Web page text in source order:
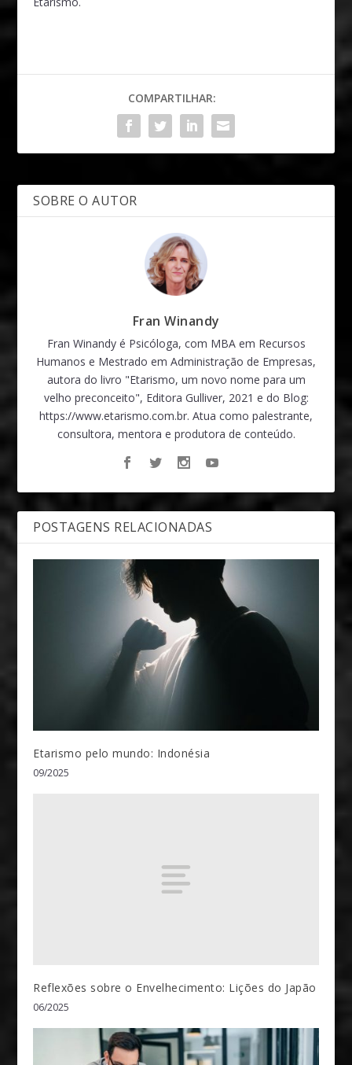
COMPARTILHAR:
SOBRE O AUTOR
Fran Winandy
Fran Winandy é Psicóloga, com MBA em Recursos
Humanos e Mestrado em Administração de Empresas,
autora do livro "Etarismo, um novo nome para um
velho preconceito", Editora Gulliver, 2021 e do Blog:
https://www.etarismo.com.br. Atua como palestrante,
consultora, mentora e produtora de conteúdo.
POSTAGENS RELACIONADAS
Etarismo pelo mundo: Indonésia
09/2025
Reflexões sobre o Envelhecimento: Lições do Japão
06/2025